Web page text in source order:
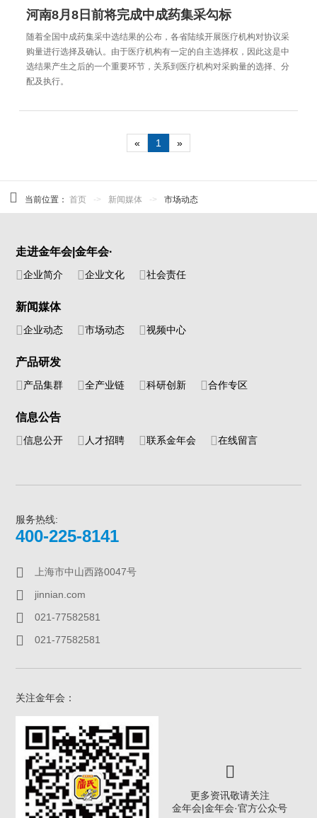
河南8月8日前将完成中成药集采勾标
随着全国中成药集采中选结果的公布，各省陆续开展医疗机构对协议采
购量进行选择及确认。由于医疗机构有一定的自主选择权，因此这是中
选结果产生之后的一个重要环节，关系到医疗机构对采购量的选择、分
配及执行。
« 1 »
当前位置：首页 -> 新闻媒体 -> 市场动态
走进金年会|金年会·
企业简介 企业文化 社会责任
新闻媒体
企业动态 市场动态 视频中心
产品研发
产品集群 全产业链 科研创新 合作专区
信息公告
信息公开 人才招聘 联系金年会 在线留言
服务热线:
400-225-8141
上海市中山西路0047号
jinnian.com
021-77582581
021-77582581
关注金年会：
更多资讯敬请关注
金年会|金年会·官方公众号